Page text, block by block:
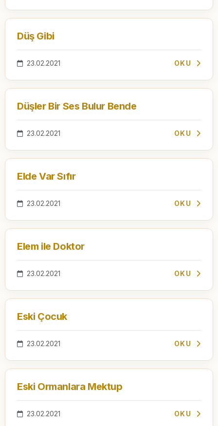
Düş Gibi
23.02.2021 OKU
Düşler Bir Ses Bulur Bende
23.02.2021 OKU
Elde Var Sıfır
23.02.2021 OKU
Elem ile Doktor
23.02.2021 OKU
Eski Çocuk
23.02.2021 OKU
Eski Ormanlara Mektup
23.02.2021 OKU